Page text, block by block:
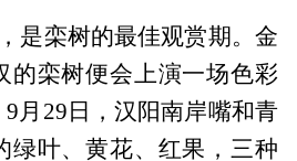
是栾树的最佳观赏期。金
的栾树便会上演一场色彩
月29日，汉阳南岸嘴和青
绿叶、黄花、红果，三种